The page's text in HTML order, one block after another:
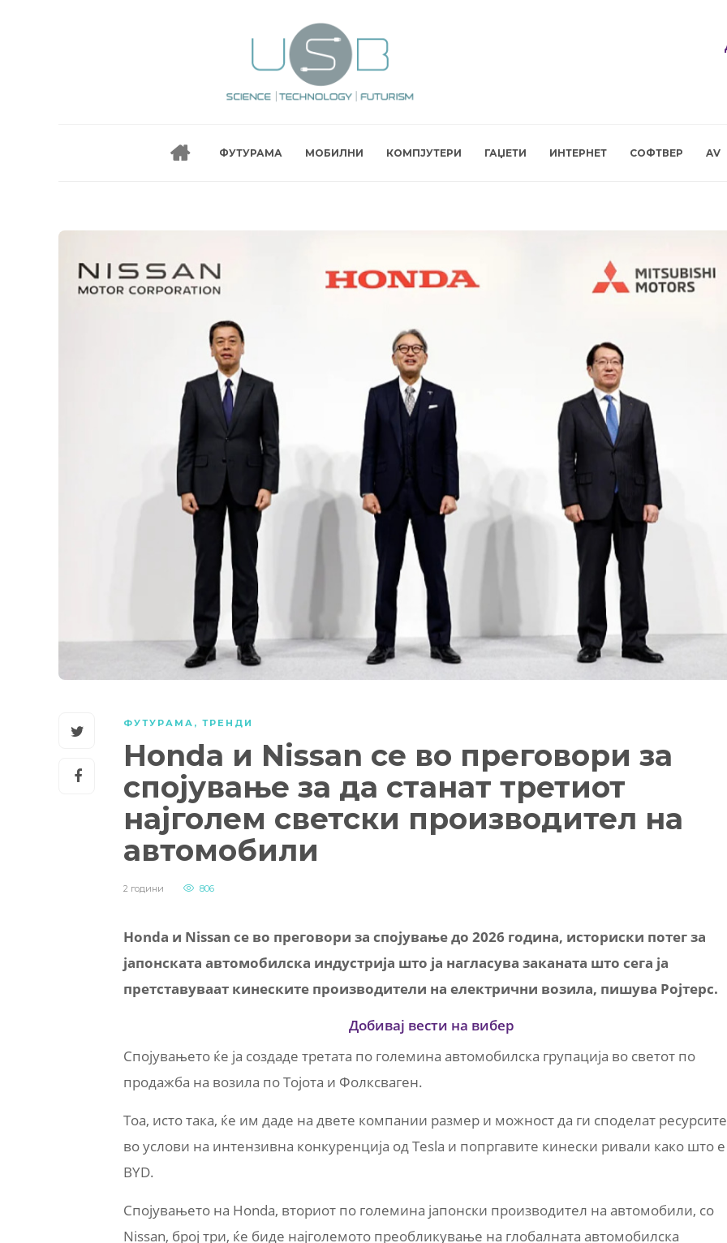
ФУТУРАМА МОБИЛНИ КОМПЈУТЕРИ ГАЏЕТИ ИНТЕРНЕТ СОФТВЕР AV
ФУТУРАМА , ТРЕНДИ
Honda и Nissan се во преговори за
спојување за да станат третиот
најголем светски производител на
автомобили
2 години 806
Honda и Nissan се во преговори за спојување до 2026 година, историски потег за
јапонската автомобилска индустрија што ја нагласува заканата што сега ја
претставуваат кинеските производители на електрични возила, пишува Ројтерс.
Добивај вести на вибер
Спојувањето ќе ја создаде третата по големина автомобилска групација во светот по
продажба на возила по Тојота и Фолксваген.
Тоа, исто така, ќе им даде на двете компании размер и можност да ги споделат ресурсите
во услови на интензивна конкуренција од Tesla и попргавите кинески ривали како што е
BYD.
Спојувањето на Honda, вториот по големина јапонски производител на автомобили, со
Nissan, број три, ќе биде најголемото преобликување на глобалната автомобилска